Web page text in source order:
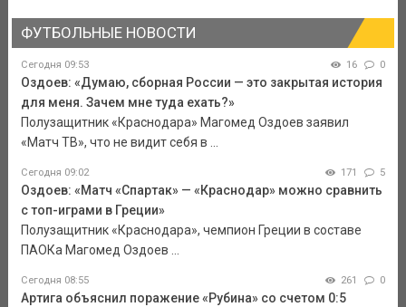
ФУТБОЛЬНЫЕ НОВОСТИ
Сегодня 09:53 16 0
Оздоев: «Думаю, сборная России — это закрытая история
для меня. Зачем мне туда ехать?»
Полузащитник «Краснодара» Магомед Оздоев заявил
«Матч ТВ», что не видит себя в ...
Сегодня 09:02 171 5
Оздоев: «Матч «Спартак» — «Краснодар» можно сравнить
с топ-играми в Греции»
Полузащитник «Краснодара», чемпион Греции в составе
ПАОКа Магомед Оздоев ...
Сегодня 08:55 261 0
Артига объяснил поражение «Рубина» со счетом 0:5